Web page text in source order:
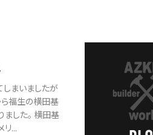
まいましたが
ら福生の横田基
した。 横田基
...